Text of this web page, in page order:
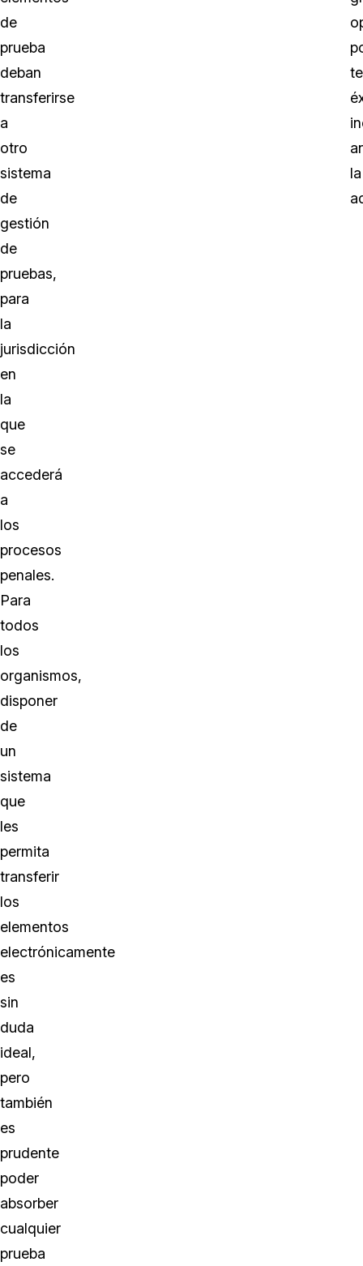
de
prueba
deban
transferirse
a
otro
sistema
de
gestión
de
pruebas,
para
la
jurisdicción
en
la
que
se
accederá
a
los
procesos
penales.
Para
todos
los
organismos,
disponer
de
un
sistema
que
les
permita
transferir
los
elementos
electrónicamente
es
sin
duda
ideal,
pero
también
es
prudente
poder
absorber
cualquier
prueba
la